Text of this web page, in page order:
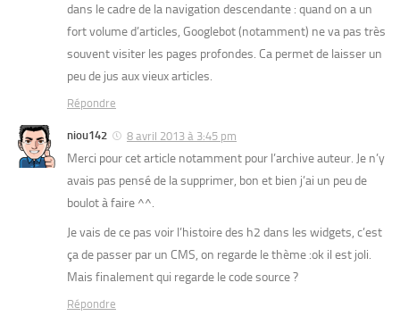
dans le cadre de la navigation descendante : quand on a un
fort volume d’articles, Googlebot (notamment) ne va pas très
souvent visiter les pages profondes. Ca permet de laisser un
peu de jus aux vieux articles.
Répondre
niou142 8 avril 2013 à 3:45 pm
Merci pour cet article notamment pour l’archive auteur. Je n’y
avais pas pensé de la supprimer, bon et bien j’ai un peu de
boulot à faire ^^.
Je vais de ce pas voir l’histoire des h2 dans les widgets, c’est
ça de passer par un CMS, on regarde le thème :ok il est joli.
Mais finalement qui regarde le code source ?
Répondre